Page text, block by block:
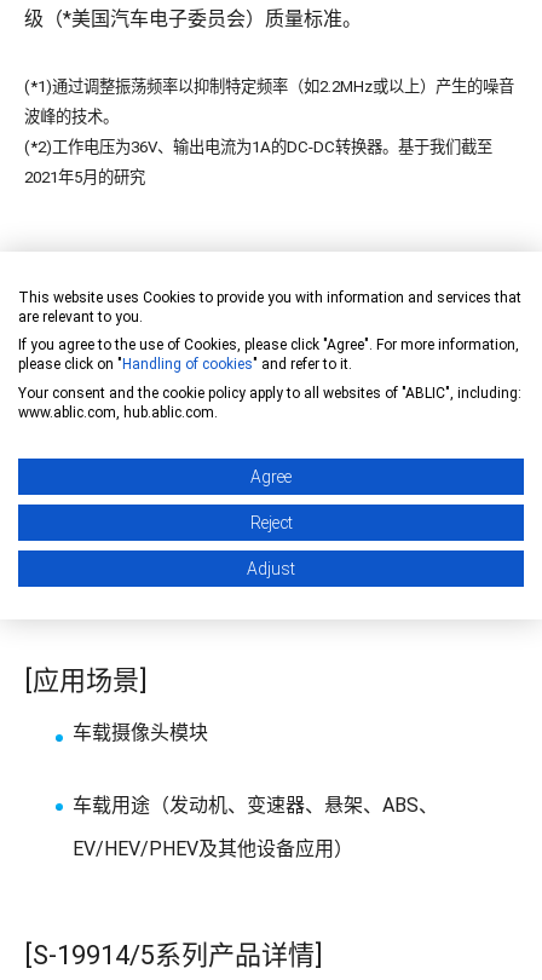
级（*美国汽车电子委员会）质量标准。
(*1)通过调整振荡频率以抑制特定频率（如2.2MHz或以上）产生的噪音
波峰的技术。
(*2)工作电压为36V、输出电流为1A的DC-DC转换器。基于我们截至
2021年5月的研究
[主要特点]
传导噪音降低至1/3
业界最小的尺寸等级，采用超小型HSNT-8(2030)
PWM控制，PWM/PFM控制可供选择
[应用场景]
车载摄像头模块
车载用途（发动机、变速器、悬架、ABS、
EV/HEV/PHEV及其他设备应用）
[S-19914/5系列产品详情]
This website uses Cookies to provide you with information and services that
are relevant to you.
If you agree to the use of Cookies, please click "Agree". For more information,
please click on " Handling of cookies" and refer to it.
Your consent and the cookie policy apply to all websites of "ABLIC", including:
www.ablic.com, hub.ablic.com.
Agree
Reject
Adjust